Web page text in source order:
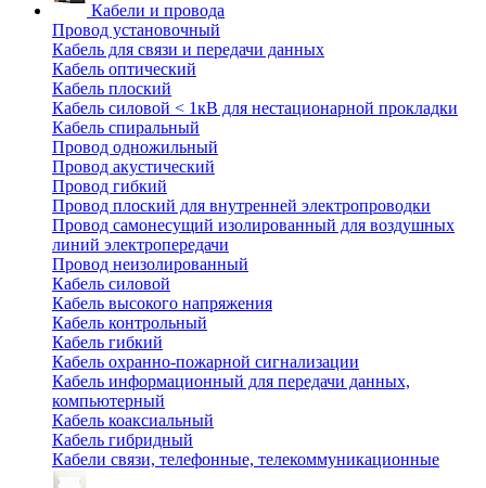
Кабели и провода
Провод установочный
Кабель для связи и передачи данных
Кабель оптический
Кабель плоский
Кабель силовой < 1кВ для нестационарной прокладки
Кабель спиральный
Провод одножильный
Провод акустический
Провод гибкий
Провод плоский для внутренней электропроводки
Провод самонесущий изолированный для воздушных
линий электропередачи
Провод неизолированный
Кабель силовой
Кабель высокого напряжения
Кабель контрольный
Кабель гибкий
Кабель охранно-пожарной сигнализации
Кабель информационный для передачи данных,
компьютерный
Кабель коаксиальный
Кабель гибридный
Кабели связи, телефонные, телекоммуникационные